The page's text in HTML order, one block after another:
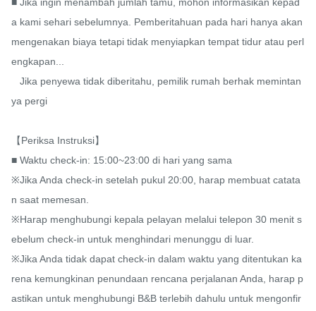
a kami sehari sebelumnya. Pemberitahuan pada hari hanya akan
mengenakan biaya tetapi tidak menyiapkan tempat tidur atau perl
engkapan...
ya pergi
【Periksa Instruksi】
■ Waktu check-in: 15:00~23:00 di hari yang sama
※Jika Anda check-in setelah pukul 20:00, harap membuat catata
n saat memesan.
※Harap menghubungi kepala pelayan melalui telepon 30 menit s
ebelum check-in untuk menghindari menunggu di luar.
※Jika Anda tidak dapat check-in dalam waktu yang ditentukan ka
rena kemungkinan penundaan rencana perjalanan Anda, harap p
astikan untuk menghubungi B&B terlebih dahulu untuk mengonfir